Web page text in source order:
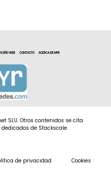
WEB CONTACTO ACERCA DE MYR
SLU. Otros contenidos se cita
de Stackscale.
de privacidad Cookies